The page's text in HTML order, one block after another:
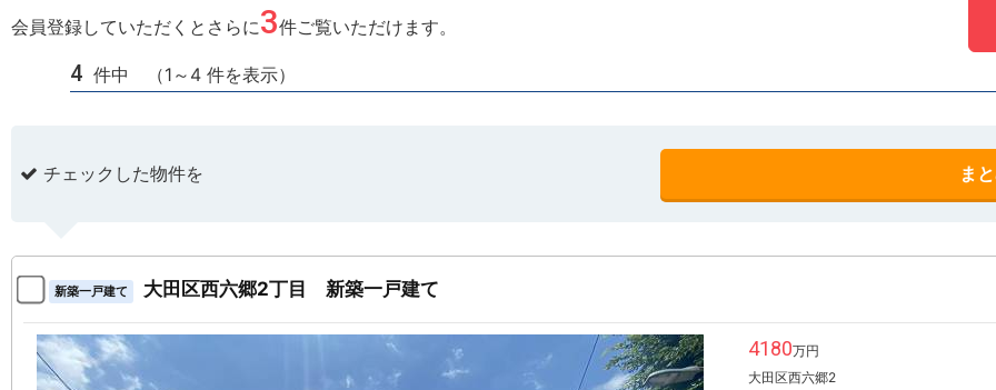
会員登録していただくとさらに3件ご覧いただけます。
4 件中 （1～4 件を表示）
チェックした物件を ま
新築一戸建て 大田区西六郷2丁目 新築一戸建て
4180万円
大田区西六郷2